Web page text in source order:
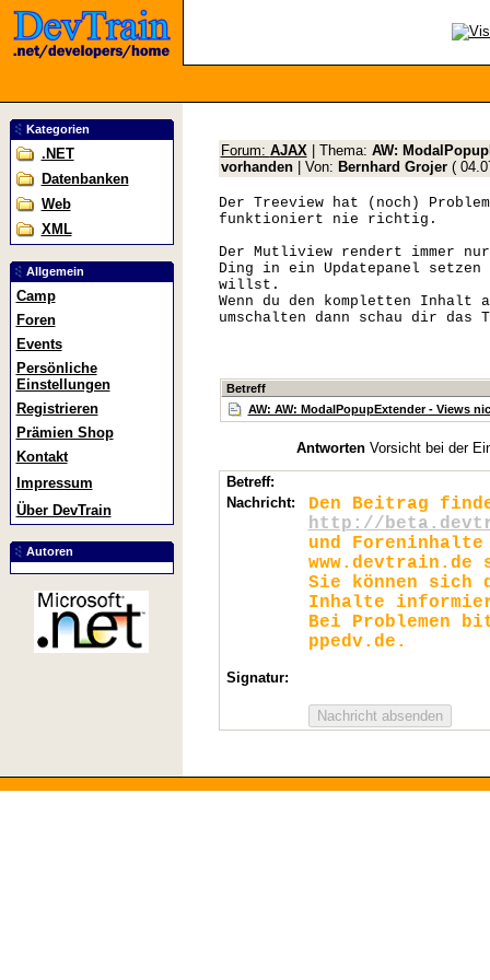
Kategorien
.NET
Datenbanken
Web
XML
Allgemein
Camp
Foren
Events
Persönliche
Einstellungen
Registrieren
Prämien Shop
Kontakt
Impressum
Über DevTrain
Autoren
Forum: AJAX| Thema: AW:
vorhanden
| Von: Bernhard Grojer(
Der Treeview hat (noch)
funktioniert nie richtig.
Der Mutliview rendert immer
Ding in ein Updatepanel
willst.
Wenn du den kompletten
umschalten dann schau dir das
Betreff
AW: AW: ModalPopupExtender - Views
Antworten Vorsicht bei der
Betreff:
Nachricht:
Den Beitrag
http://
und
Sie können
Inhalte
Bei Problemen
ppedv.de.
Signatur: